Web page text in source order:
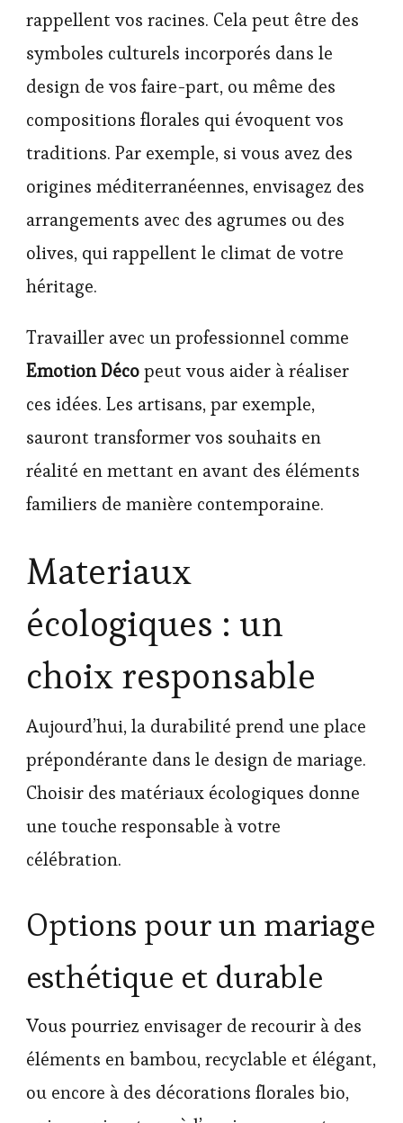
rappellent vos racines. Cela peut être des
symboles culturels incorporés dans le
design de vos faire-part, ou même des
compositions florales qui évoquent vos
traditions. Par exemple, si vous avez des
origines méditerranéennes, envisagez des
arrangements avec des agrumes ou des
olives, qui rappellent le climat de votre
héritage.
Travailler avec un professionnel comme
Emotion Décopeut vous aider à réaliser
ces idées. Les artisans, par exemple,
sauront transformer vos souhaits en
réalité en mettant en avant des éléments
familiers de manière contemporaine.
Materiaux
écologiques : un
choix responsable
Aujourd’hui, la durabilité prend une place
prépondérante dans le design de mariage.
Choisir des matériaux écologiques donne
une touche responsable à votre
célébration.
Options pour un mariage
esthétique et durable
Vous pourriez envisager de recourir à des
éléments en bambou, recyclable et élégant,
ou encore à des décorations florales bio,